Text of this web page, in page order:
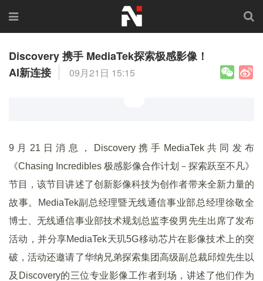
Discovery 携手 MediaTek探索极感影像！
AI新连接
09月21日 15:15
9月21日消息，Discovery携手MediaTek共同发布
《Chasing Incredibles 极感影像合作计划－探索跃至不凡》
节目，该节目讲述了创新影像科技为创作者带来全新力量的
故事。MediaTek副总经理暨无线通信事业部总经理徐敬全
博士、无线通信事业部技术规划总监李俊男先生出席了发布
活动，并分享MediaTek天玑5G移动芯片在影像技术上的突
破，活动还邀请了华纳兄弟探索集团高级副总裁邱煌先生以
及Discovery的三位专业影像工作者到场，讲述了他们作为